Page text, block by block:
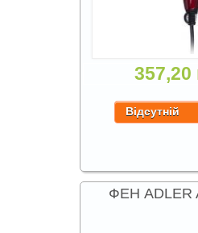
357,20
ФЕН ADLER